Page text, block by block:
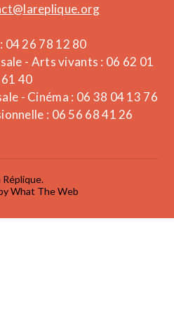
04 26 78 12 80
- Arts vivants : 06 62 01
61 40
- Cinéma : 06 38 04 13 76
: 06 56 68 41 26
Réplique.
What The Web